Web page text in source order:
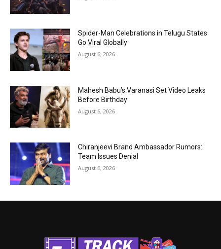
Spider-Man Celebrations in Telugu States
Go Viral Globally
August 6, 2026
Mahesh Babu’s Varanasi Set Video Leaks
Before Birthday
August 6, 2026
Chiranjeevi Brand Ambassador Rumors:
Team Issues Denial
August 6, 2026